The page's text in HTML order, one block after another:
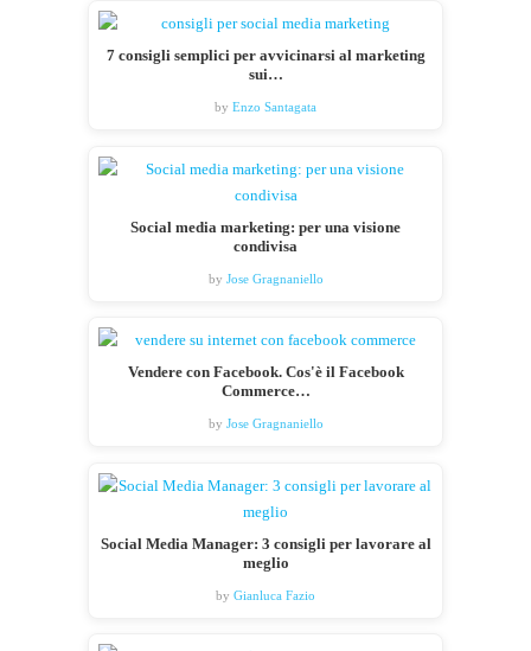
7 consigli semplici per avvicinarsi al marketing
sui…
by Enzo Santagata
Social media marketing: per una visione
condivisa
by Jose Gragnaniello
Vendere con Facebook. Cos'è il Facebook
Commerce…
by Jose Gragnaniello
Social Media Manager: 3 consigli per lavorare al
meglio
by Gianluca Fazio